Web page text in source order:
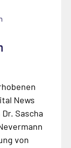
News
Sascha
von